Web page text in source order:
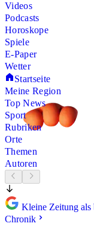
Videos
Podcasts
Horoskope
Spiele
E-Paper
Wetter
Startseite
Meine Region
Top News
Sport
Rubriken
Orte
Themen
Autoren
Kleine Zeitung als
Chronik